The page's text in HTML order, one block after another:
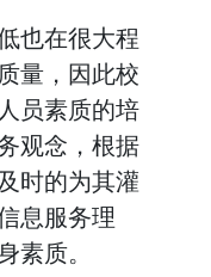
也在很大程
量，因此校
员素质的培
观念，根据
时的为其灌
息服务理
素质。